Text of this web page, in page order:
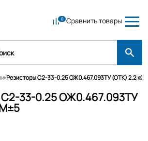
Сравнить товары
Резисторы С2-33-0.25 ОЖ0.467.093ТУ (ОТК) 2.2
33-0.25 ОЖ0.467.093ТУ